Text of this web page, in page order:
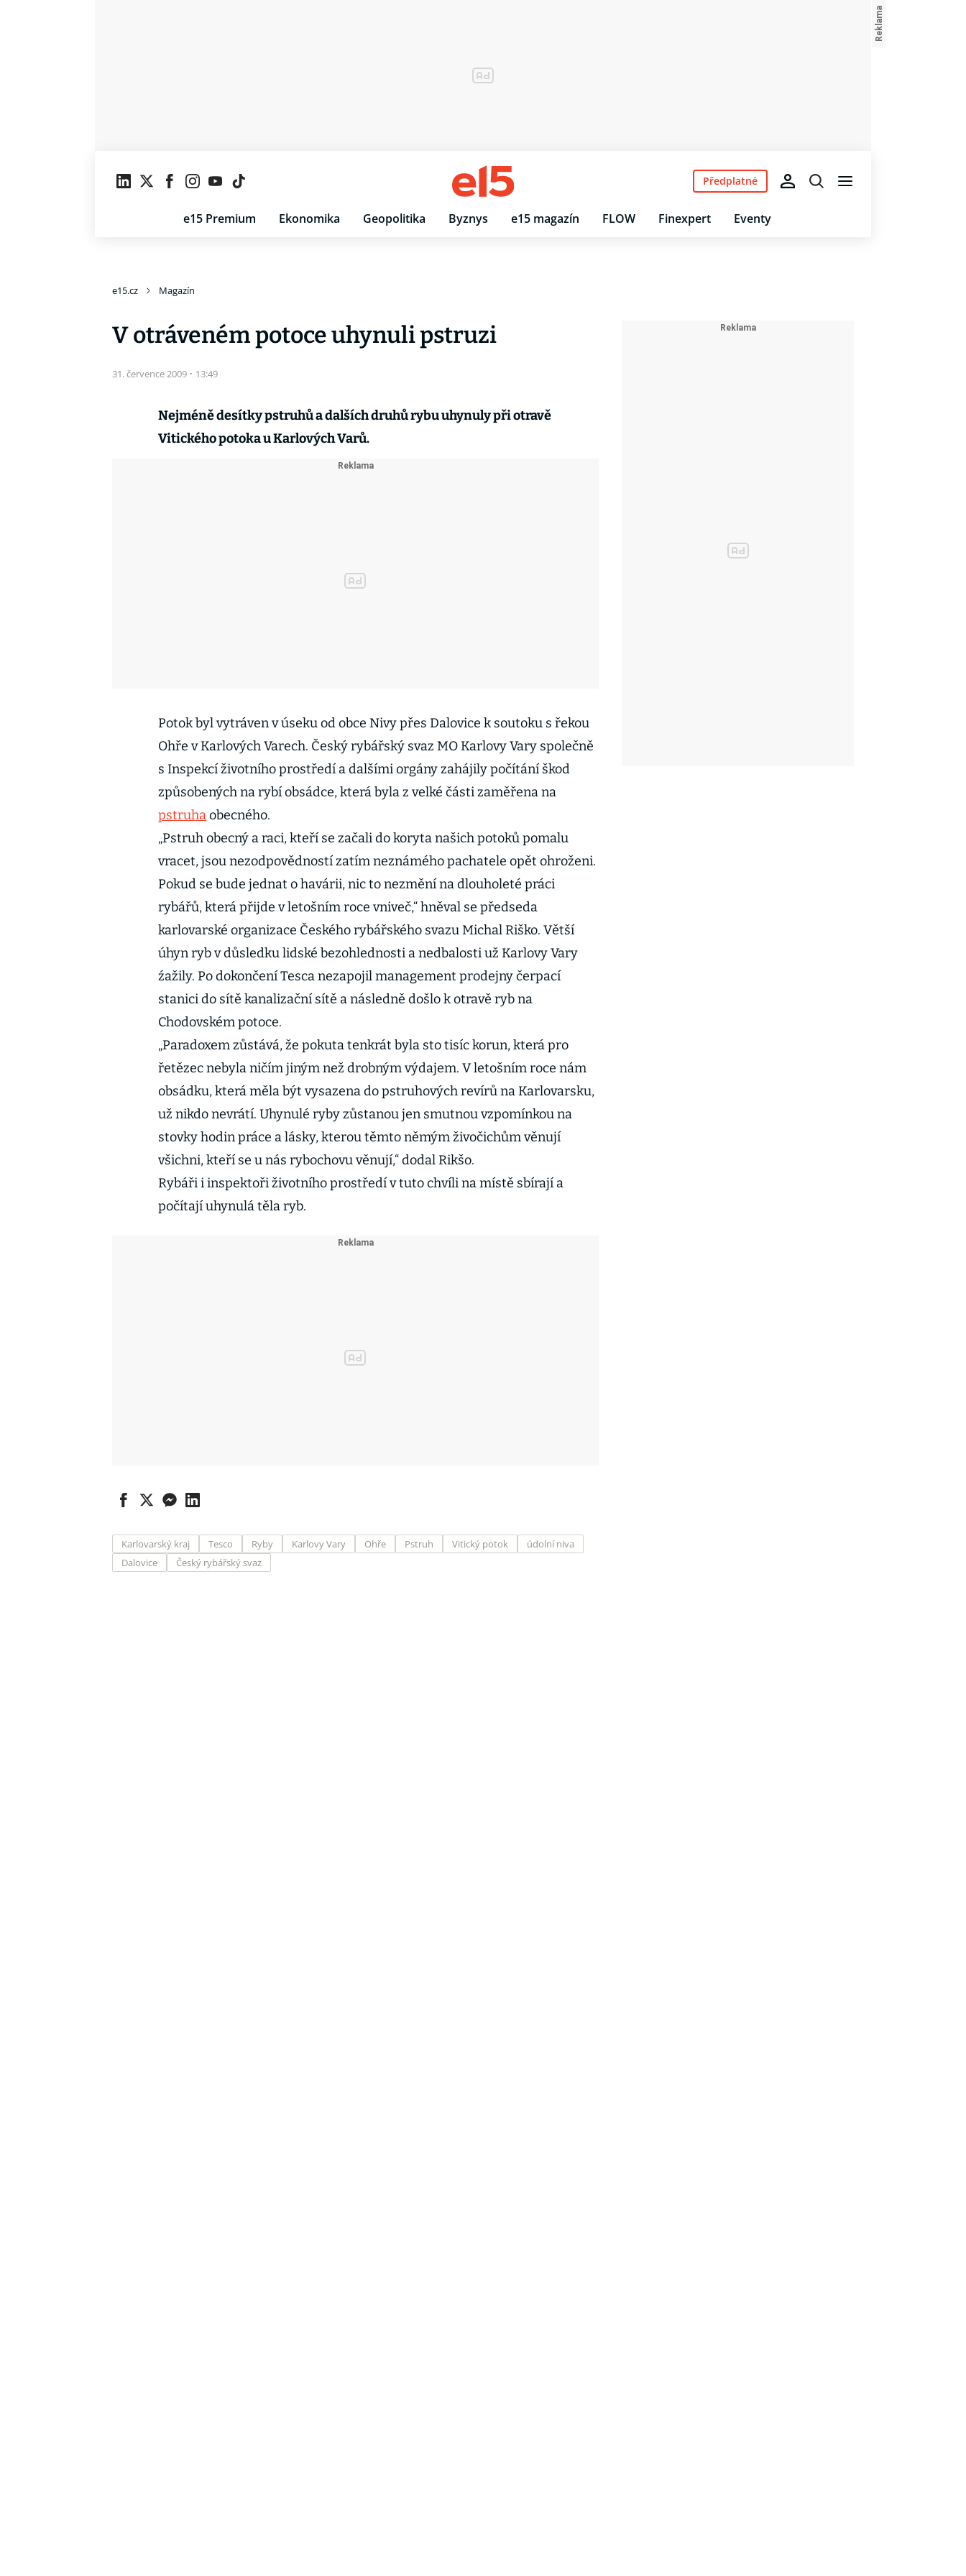
e15 Premium Ekonomika Geopolitika Byznys e15 magazín FLOW Finexpert Eventy
Předplatné
e15.cz Magazín
V otráveném potoce uhynuli pstruzi
31. července 2009 · 13:49
Nejméně desítky pstruhů a dalších druhů rybu uhynuly při otravě
Vitického potoka u Karlových Varů.
Potok byl vytráven v úseku od obce Nivy přes Dalovice k soutoku s řekou
Ohře v Karlových Varech. Český rybářský svaz MO Karlovy Vary společně
s Inspekcí životního prostředí a dalšími orgány zahájily počítání škod
způsobených na rybí obsádce, která byla z velké části zaměřena na
pstruhaobecného.
„Pstruh obecný a raci, kteří se začali do koryta našich potoků pomalu
vracet, jsou nezodpovědností zatím neznámého pachatele opět ohroženi.
Pokud se bude jednat o havárii, nic to nezmění na dlouholeté práci
rybářů, která přijde v letošním roce vniveč,“ hněval se předseda
karlovarské organizace Českého rybářského svazu Michal Riško. Větší
úhyn ryb v důsledku lidské bezohlednosti a nedbalosti už Karlovy Vary
źažily. Po dokončení Tesca nezapojil management prodejny čerpací
stanici do sítě kanalizační sítě a následně došlo k otravě ryb na
Chodovském potoce.
„Paradoxem zůstává, že pokuta tenkrát byla sto tisíc korun, která pro
řetězec nebyla ničím jiným než drobným výdajem. V letošním roce nám
obsádku, která měla být vysazena do pstruhových revírů na Karlovarsku,
už nikdo nevrátí. Uhynulé ryby zůstanou jen smutnou vzpomínkou na
stovky hodin práce a lásky, kterou těmto němým živočichům věnují
všichni, kteří se u nás rybochovu věnují,“ dodal Rikšo.
Rybáři i inspektoři životního prostředí v tuto chvíli na místě sbírají a
počítají uhynulá těla ryb.
Karlovarský kraj Tesco Ryby Karlovy Vary Ohře Pstruh Vitický potok
údolní niva
Dalovice
Český rybářský svaz